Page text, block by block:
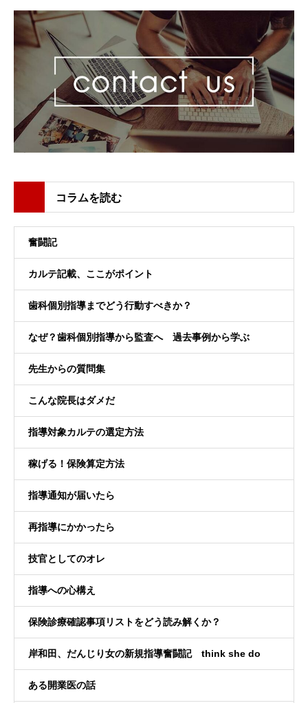
コラムを読む
奮闘記
カルテ記載、ここがポイント
歯科個別指導までどう行動すべきか？
なぜ？歯科個別指導から監査へ 過去事例から学ぶ
先生からの質問集
こんな院長はダメだ
指導対象カルテの選定方法
稼げる！保険算定方法
指導通知が届いたら
再指導にかかったら
技官としてのオレ
指導への心構え
保険診療確認事項リストをどう読み解くか？
岸和田、だんじり女の新規指導奮闘記 think she do
ある開業医の話